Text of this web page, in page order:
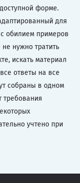
форме.
для
обилием примеров
нужно тратить
искать материал
ответы на все
собраны в одном
учтено при